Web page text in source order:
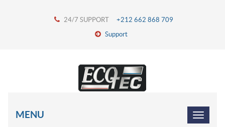
24/7 SUPPORT +212 662 868 709
Support
MENU